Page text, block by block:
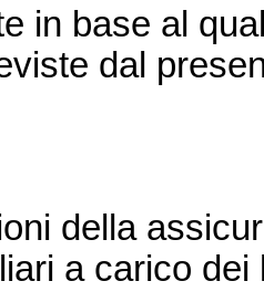
in base al
dal
della
a carico